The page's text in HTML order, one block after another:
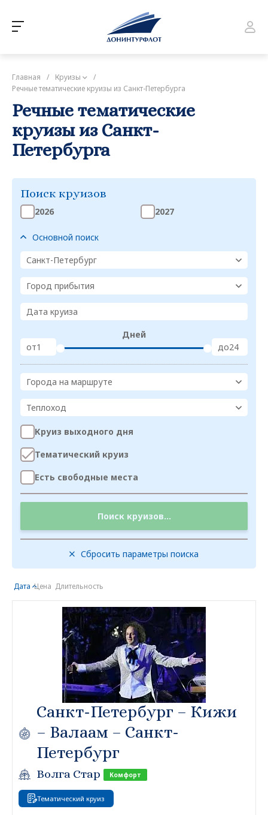
Главная / Круизы
/
Речные тематические круизы из Санкт-Петербурга
Речные тематические
круизы из Санкт-
Петербурга
Поиск круизов
2026 2027
Основной поиск
Санкт-Петербург
Город прибытия
Дата круиза
от
Дней
до
Города на маршруте
Теплоход
Круиз выходного дня
Тематический круиз
Есть свободные места
Поиск круизов...
Сбросить параметры поиска
Дата Цена Длительность
Санкт-Петербург – Кижи
– Валаам – Санкт-
Петербург
Волга Стар Комфорт
Тематический круиз